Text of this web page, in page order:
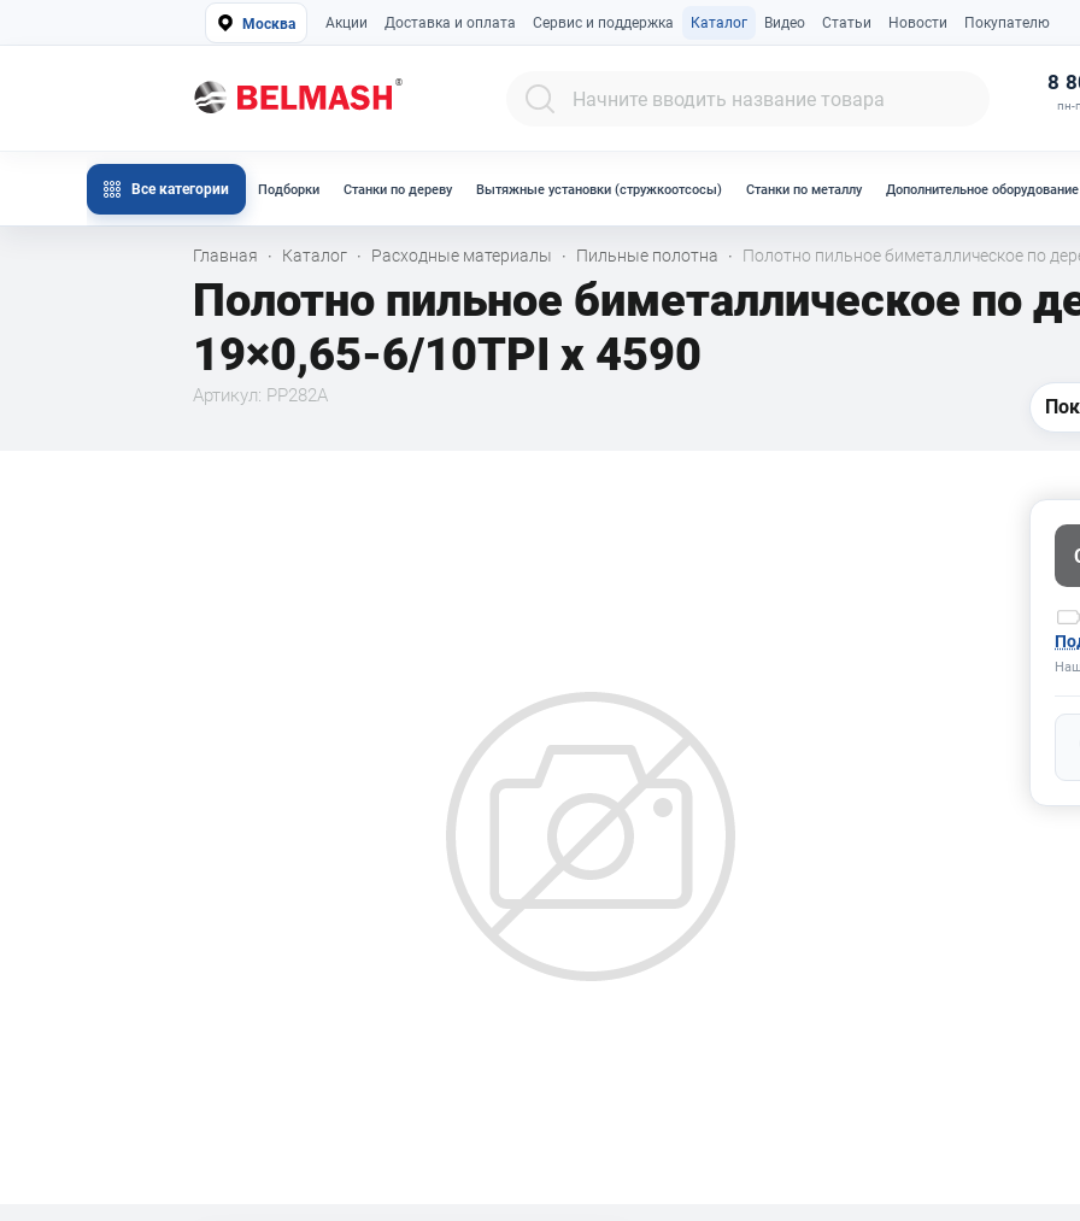
Москва Акции Доставка и оплата Сервис и поддержка Каталог Видео Статьи Новости Покупателю
8
пн-
Все категории Подборки Станки по дереву Вытяжные установки (стружкоотсосы) Станки по металлу Дополнительное оборудование
Главная · Каталог · Расходные материалы · Пильные полотна · Полотно пильное биметаллическое по
Полотно пильное биметаллическое по
19×0,65-6/10TPI x 4590
Артикул: PP282A